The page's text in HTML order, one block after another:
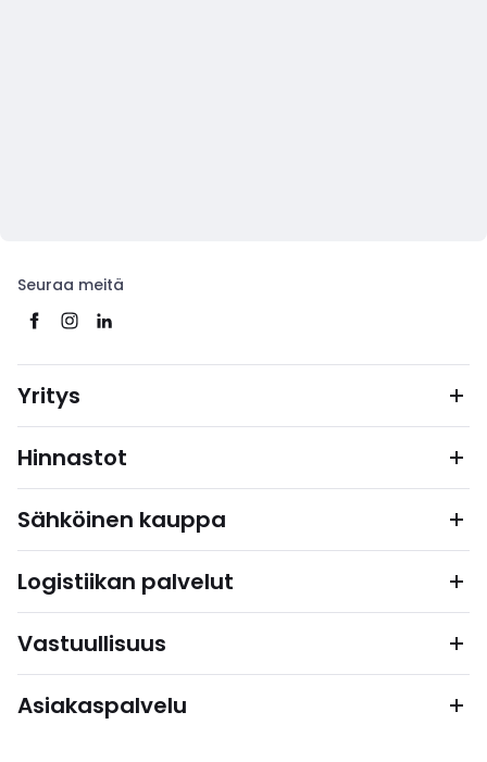
Seuraa meitä
Yritys
Hinnastot
Sähköinen kauppa
Logistiikan palvelut
Vastuullisuus
Asiakaspalvelu